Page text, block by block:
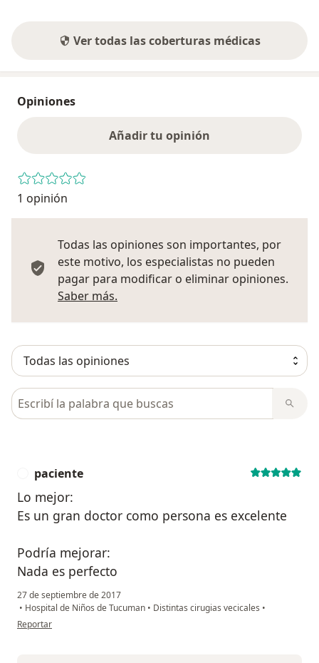
Ver todas las coberturas médicas
Opiniones
Añadir tu opinión
1 opinión
Todas las opiniones son importantes, por
este motivo, los especialistas no pueden
pagar para modificar o eliminar opiniones.
Saber más.
Busca en opiniones
paciente
Lo mejor:
Es un gran doctor como persona es excelente
Podría mejorar:
Nada es perfecto
27 de septiembre de 2017
• Hospital de Niños de Tucuman • Distintas cirugias vecicales •
en opinión del usuario paciente
Reportar